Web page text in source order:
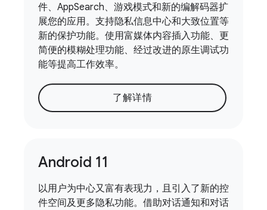
件、AppSearch、游戏模式和新的编解码器扩
展您的应用。支持隐私信息中心和大致位置等
新的保护功能。使用富媒体内容插入功能、更
简便的模糊处理功能、经过改进的原生调试功
能等提高工作效率。
了解详情
Android 11
以用户为中心又富有表现力，且引入了新的控
件空间及更多隐私功能。借助对话通知和对话